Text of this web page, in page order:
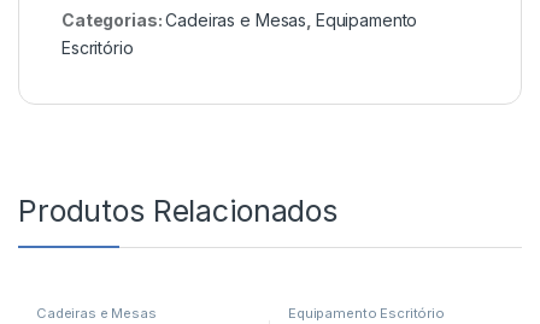
Categorias:Cadeiras e Mesas Equipamento
Escritório
Produtos Relacionados
Cadeiras e Mesas Equipamento Escritório